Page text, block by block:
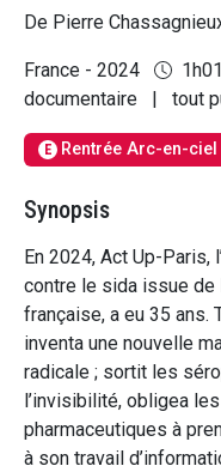
De Pierre
France - 2024
1h01
documentaire
| tout
E Rentrée Arc-en-ciel
Synopsis
En 2024, Act Up-
contre le sida issue de
française, a eu 35 ans.
inventa une nouvelle
radicale ; sortit les
l’invisibilité, obligea
pharmaceutiques à
à son travail